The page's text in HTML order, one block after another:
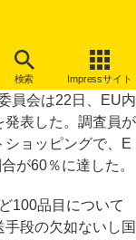
検索 Impressサイト
、60％は拒絶
員会は22日、EU内
表した。調査員が
ョッピングで、E
が60％に達した。
100品目について
段の欠如ないし国